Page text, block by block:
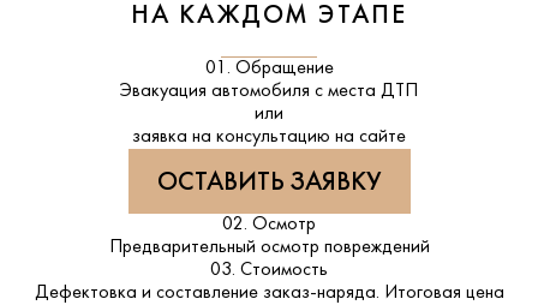
НА КАЖДОМ ЭТАПЕ
01. Обращение
Эвакуация автомобиля с места ДТП
или
заявка на консультацию на сайте
ОСТАВИТЬ ЗАЯВКУ
02. Осмотр
Предварительный осмотр повреждений
03. Стоимость
Дефектовка и составление заказ-наряда. Итоговая цена